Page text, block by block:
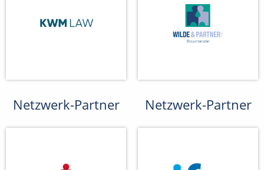
Netzwerk-Partner Netzwerk-Partner